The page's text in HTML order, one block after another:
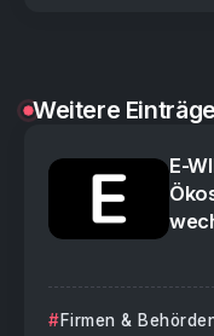
Weitere Einträge
E-
Firmen &